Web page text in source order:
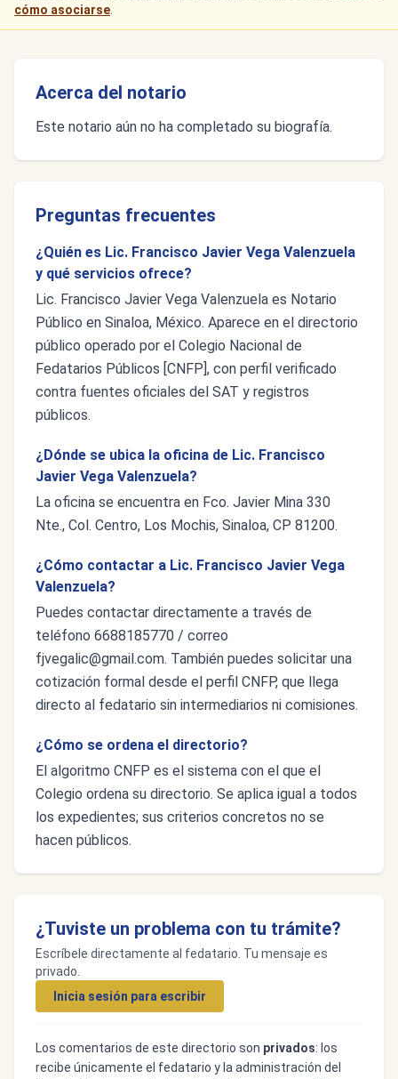
cómo asociarse
Acerca del notario
Este notario aún no ha completado su biografía.
Preguntas frecuentes
¿Quién es Lic. Francisco Javier Vega Valenzuela
y qué servicios ofrece?
Lic. Francisco Javier Vega Valenzuela es Notario
Público en Sinaloa, México. Aparece en el directorio
público operado por el Colegio Nacional de
Fedatarios Públicos [CNFP], con perfil verificado
contra fuentes oficiales del SAT y registros
públicos.
¿Dónde se ubica la oficina de Lic. Francisco
Javier Vega Valenzuela?
La oficina se encuentra en Fco. Javier Mina 330
Nte., Col. Centro, Los Mochis, Sinaloa, CP 81200.
¿Cómo contactar a Lic. Francisco Javier Vega
Valenzuela?
Puedes contactar directamente a través de
teléfono 6688185770 / correo
fjvegalic@gmail.com. También puedes solicitar una
cotización formal desde el perfil CNFP, que llega
directo al fedatario sin intermediarios ni comisiones.
¿Cómo se ordena el directorio?
El algoritmo CNFP es el sistema con el que el
Colegio ordena su directorio. Se aplica igual a todos
los expedientes; sus criterios concretos no se
hacen públicos.
¿Tuviste un problema con tu trámite?
Escríbele directamente al fedatario. Tu mensaje es
privado.
Inicia sesión para escribir
Los comentarios de este directorio son privados: los
recibe únicamente el fedatario y la administración del